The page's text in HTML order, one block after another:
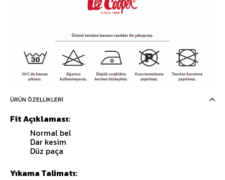
ÜRÜN ÖZELLIKLERI
Fit Açıklaması:
Normal bel
Dar kesim
Düz paça
Yıkama Talimatı: